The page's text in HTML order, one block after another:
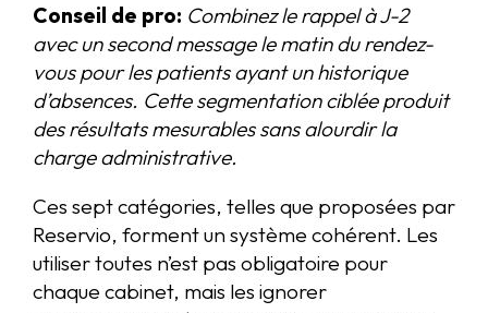
Conseil de pro: Combinez le rappel à J-2
avec un second message le matin du rendez-
vous pour les patients ayant un historique
d’absences. Cette segmentation ciblée produit
des résultats mesurables sans alourdir la
charge administrative.
Ces sept catégories, telles que proposées par
Reservio, forment un système cohérent. Les
utiliser toutes n’est pas obligatoire pour
chaque cabinet, mais les ignorer